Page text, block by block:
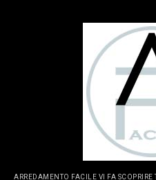
ARREDAMENTO FACILE VI FA